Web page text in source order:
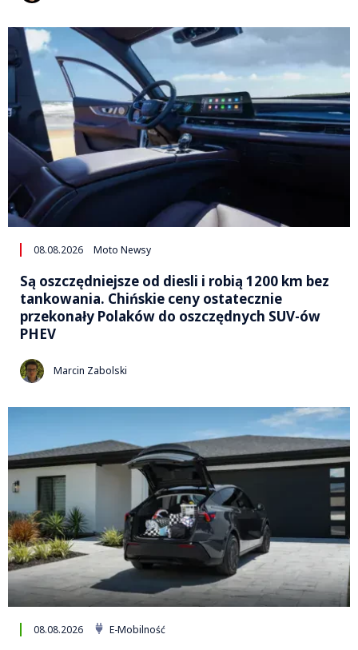
08.08.2026 Moto Newsy
Są oszczędniejsze od diesli i robią 1200 km bez
tankowania. Chińskie ceny ostatecznie
przekonały Polaków do oszczędnych SUV-ów
PHEV
Marcin Zabolski
08.08.2026 E-Mobilność